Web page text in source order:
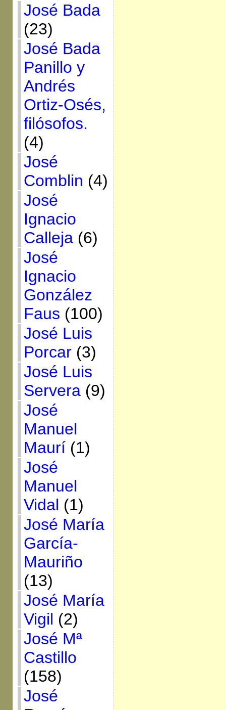
José Bada
(23)
José Bada
Panillo y
Andrés
Ortiz-Osés,
filósofos.
(4)
José
Comblin (4)
José
Ignacio
Calleja(6)
José
Ignacio
González
Faus (100)
José Luis
Porcar(3)
José Luis
Servera(9)
José
Manuel
Maurí(1)
José
Manuel
Vidal (1)
José María
García-
Mauriño
(13)
José María
Vigil (2)
José Mª
Castillo
(158)
José